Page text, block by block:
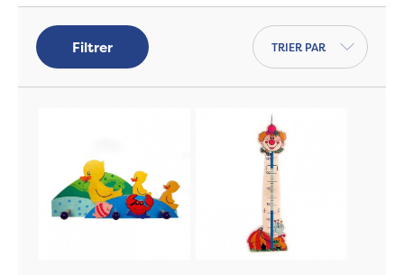
defabrication Allemande. Leprénom en
bois est fabriqué en France
à la demande.
Filtrer
Trier par